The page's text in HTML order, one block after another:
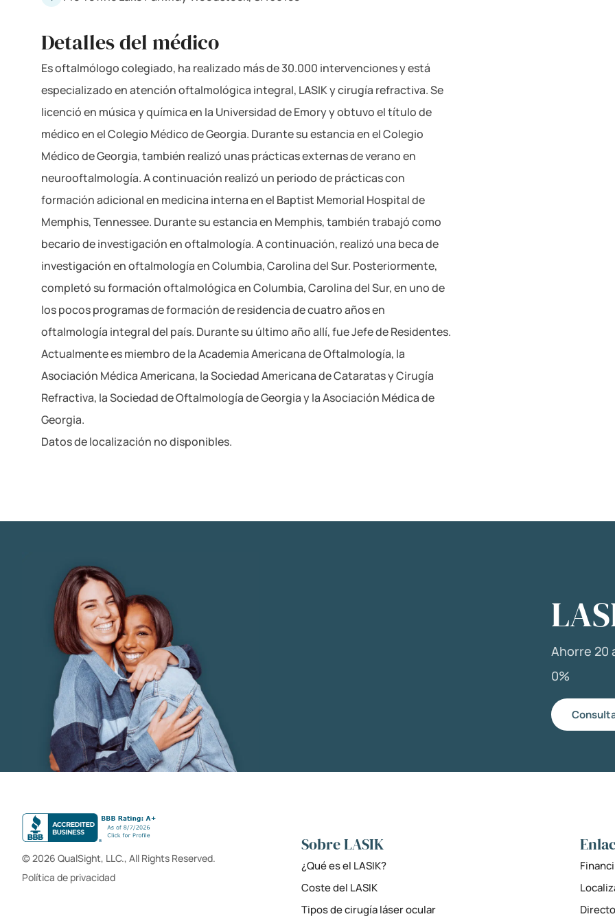
Detalles del médico
Es oftalmólogo colegiado, ha realizado más de 30.000 intervenciones y está
especializado en atención oftalmológica integral, LASIK y cirugía refractiva. Se
licenció en música y química en la Universidad de Emory y obtuvo el título de
médico en el Colegio Médico de Georgia. Durante su estancia en el Colegio
Médico de Georgia, también realizó unas prácticas externas de verano en
neurooftalmología. A continuación realizó un periodo de prácticas con
formación adicional en medicina interna en el Baptist Memorial Hospital de
Memphis, Tennessee. Durante su estancia en Memphis, también trabajó como
becario de investigación en oftalmología. A continuación, realizó una beca de
investigación en oftalmología en Columbia, Carolina del Sur. Posteriormente,
completó su formación oftalmológica en Columbia, Carolina del Sur, en uno de
los pocos programas de formación de residencia de cuatro años en
oftalmología integral del país. Durante su último año allí, fue Jefe de Residentes.
Actualmente es miembro de la Academia Americana de Oftalmología, la
Asociación Médica Americana, la Sociedad Americana de Cataratas y Cirugía
Refractiva, la Sociedad de Oftalmología de Georgia y la Asociación Médica de
Georgia.
Datos de localización no disponibles.
Ahorre 20
0%
© 2026 QualSight, LLC., All Rights Reserved.
Política de privacidad
Sobre LASIK
¿Qué es el LASIK?
Coste del LASIK
Tipos de cirugía láser ocular